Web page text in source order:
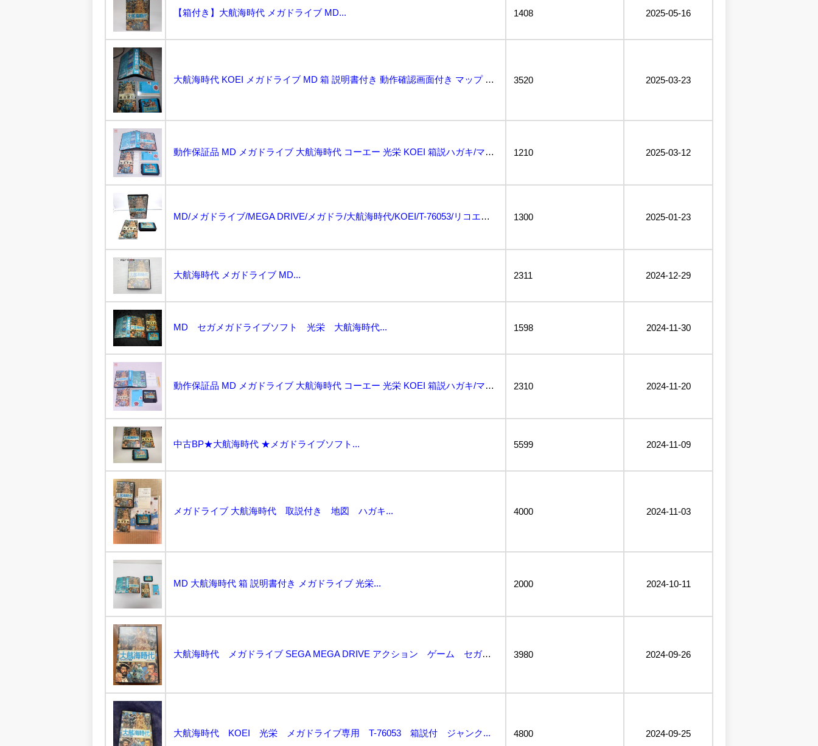
【箱付き】大航海時代 メガドライブ MD... 1408 2025-05-16
大航海時代 KOEI メガドライブ MD 箱 説明書付き 動作確認画面付き マップ G121/E12... 3520 2025-03-23
動作保証品 MD メガドライブ 大航海時代 コーエー 光栄 KOEI 箱説ハガキ/マップ付【10... 1210 2025-03-12
MD/メガドライブ/MEGA DRIVE/メガドラ/大航海時代/KOEI/T-76053/リコエイシ... 1300 2025-01-23
大航海時代 メガドライブ MD... 2311 2024-12-29
MD セガメガドライブソフト 光栄 大航海時代... 1598 2024-11-30
動作保証品 MD メガドライブ 大航海時代 コーエー 光栄 KOEI 箱説ハガキ/マップ付【10... 2310 2024-11-20
中古BP★大航海時代 ★メガドライブソフト... 5599 2024-11-09
メガドライブ 大航海時代 取説付き 地図 ハガキ... 4000 2024-11-03
MD 大航海時代 箱 説明書付き メガドライブ 光栄... 2000 2024-10-11
大航海時代 メガドライブ SEGA MEGA DRIVE アクション ゲーム セガ 動作確認済 シブ... 3980 2024-09-26
大航海時代 KOEI 光栄 メガドライブ専用 T-76053 箱説付 ジャンク... 4800 2024-09-25